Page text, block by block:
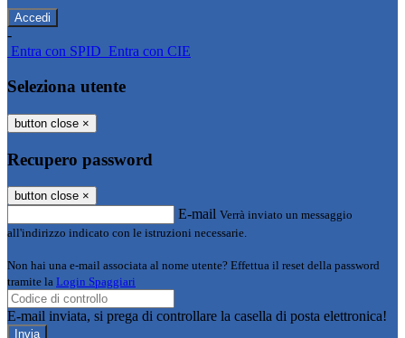
-
Entra con SPID Entra con CIE
Seleziona utente
button close ×
Recupero password
button close ×
E-mail Verrà inviato un messaggio
all'indirizzo indicato con le istruzioni necessarie.
Non hai una e-mail associata al nome utente? Effettua il reset della password
tramite la Login Spaggiari
E-mail inviata, si prega di controllare la casella di posta elettronica!